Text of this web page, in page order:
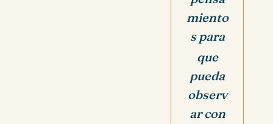
miento
s para
que
pueda
observ
ar con